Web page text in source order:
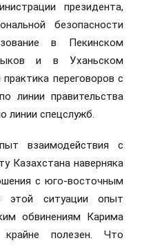
президента,
безопасности
в Пекинском
и в Уханьском
переговоров с
линии правительства
линии спецслужб.
взаимодействия с
Казахстана наверняка
с юго-восточным
ситуации опыт
обвинениям Карима
полезен. Что